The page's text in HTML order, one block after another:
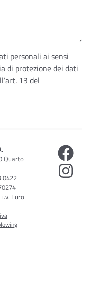
personali ai sensi
di protezione dei dati
13 del
Quarto
0422
i.v. Euro